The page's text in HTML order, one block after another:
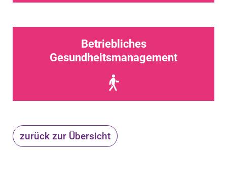
Betriebliches
Gesundheitsmanagement
zurück zur Übersicht